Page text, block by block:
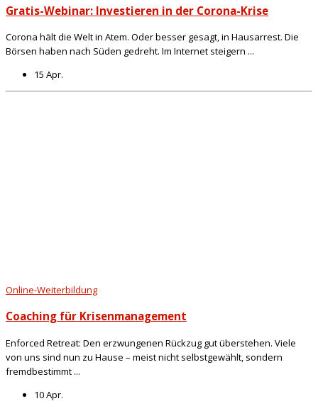
Gratis-Webinar: Investieren in der Corona-Krise
Corona hält die Welt in Atem. Oder besser gesagt, in Hausarrest. Die
Börsen haben nach Süden gedreht. Im Internet steigern ...
15 Apr.
Online-Weiterbildung
Coaching für Krisenmanagement
Enforced Retreat: Den erzwungenen Rückzug gut überstehen. Viele
von uns sind nun zu Hause – meist nicht selbstgewählt, sondern
fremdbestimmt ...
10 Apr.